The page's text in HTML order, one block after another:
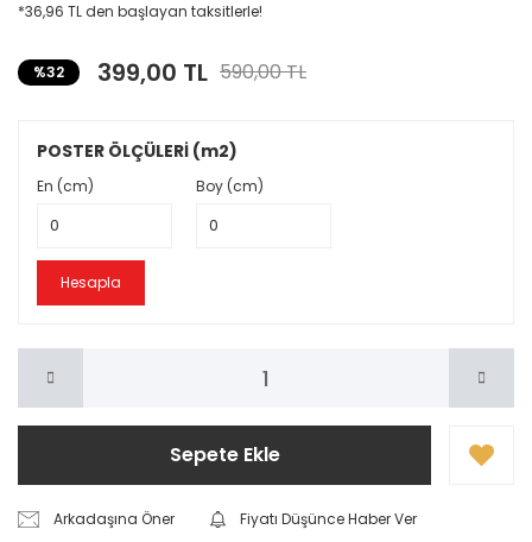
*36,96 TL den başlayan taksitlerle!
%32 399,00 TL 590,00 TL
POSTER ÖLÇÜLERİ (m2)
En (cm) Boy (cm)
Hesapla
Sepete Ekle
Arkadaşına Öner
Fiyatı Düşünce Haber Ver